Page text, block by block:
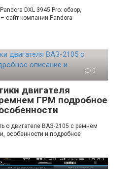
DXL 3945 Pro: обзор,
сайт компании Pandora
0
двигателя
ГРМ подробное
о двигателе ВАЗ-2105 с ремнем
особенности и подробное